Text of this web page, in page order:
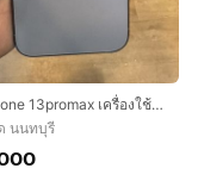
ขาย iphone 13promax เครื่องใช้งานปกติทุกอย่าง มีแค่เปลี่ยนจอOledมา สีสดสวยเหมือนเเท้ แบต75
นนทบุรี